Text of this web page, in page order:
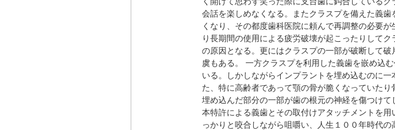
会話を楽しめなくなる。またクラスプを備えた義
くなり、その都度歯科医院に頼んで再調整の必要
り長期間の使用による疲労破壊が起こったりして
の原因となる。更にはクラスプの一部が破断して
虞もある。 一方クラスプを利用した義歯を嵌め込
いる。しかしながらインプラントを埋め込むのに
た、特に高齢者であって顎の骨が脆くなっていた
埋め込んだ部分の一部が歯の根元の神経を傷つけ
本特許による義歯とその取付けアタッチメントを
っかりと咬合しながら咀嚼い、人生１００年時代